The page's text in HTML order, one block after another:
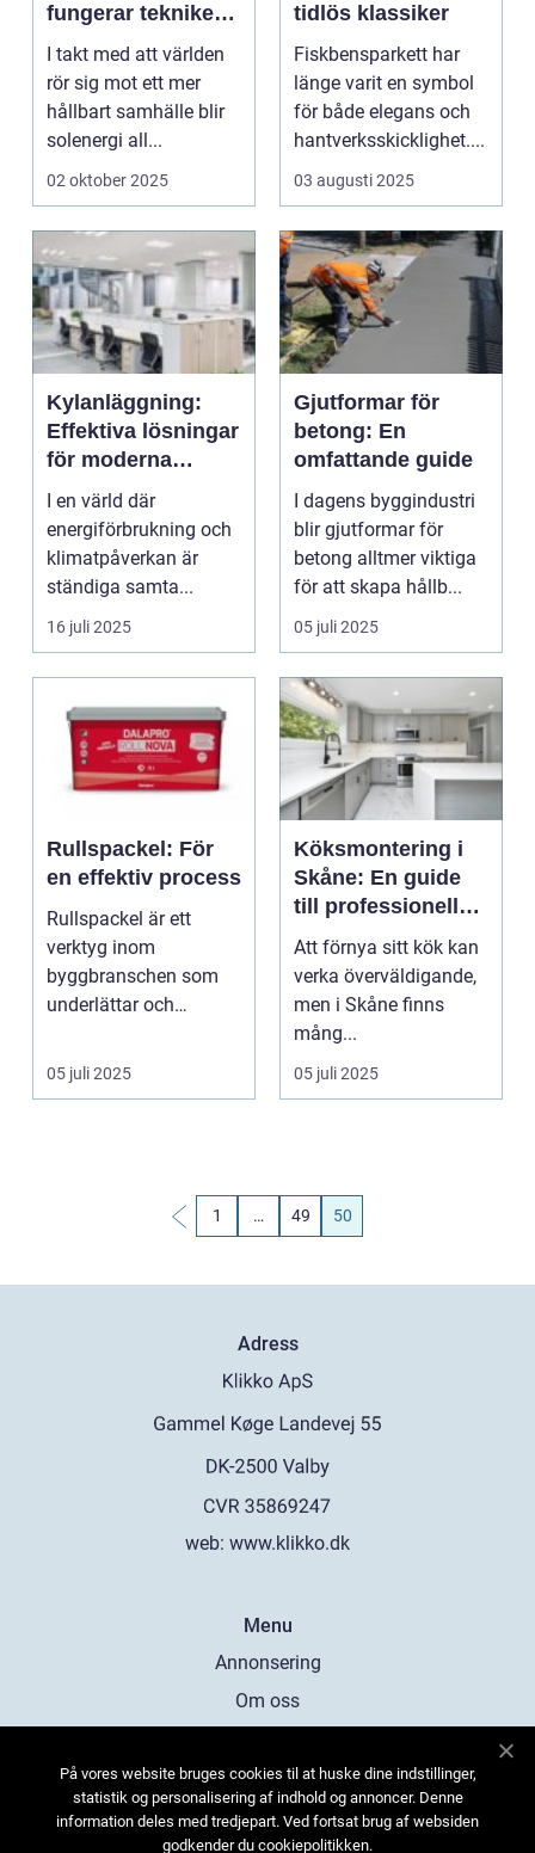
fungerar tekniken
bakom?
I takt med att världen
rör sig mot ett mer
hållbart samhälle blir
solenergi all...
02 oktober 2025
tidlös klassiker
Fiskbensparkett har
länge varit en symbol
för både elegans och
hantverksskicklighet....
03 augusti 2025
Kylanläggning:
Effektiva lösningar
för moderna
fastigheter
I en värld där
energiförbrukning och
klimatpåverkan är
ständiga samta...
16 juli 2025
Gjutformar för
betong: En
omfattande guide
I dagens byggindustri
blir gjutformar för
betong alltmer viktiga
för att skapa hållb...
05 juli 2025
Rullspackel: För
en effektiv process
Rullspackel är ett
verktyg inom
byggbranschen som
underlättar och
processen...
05 juli 2025
Köksmontering i
Skåne: En guide
till professionell
köksrenovering
Att förnya sitt kök kan
verka överväldigande,
men i Skåne finns
mång...
05 juli 2025
1 … 49 50
Adress
web: www.klikko.dk
Menu
Annonsering
Om oss
Kontakta oss
Sitemap
På vores website bruges cookies til at huske dine indstillinger,
statistik og personalisering af indhold og annoncer. Denne
information deles med tredjepart. Ved fortsat brug af websiden
godkender du cookiepolitikken.